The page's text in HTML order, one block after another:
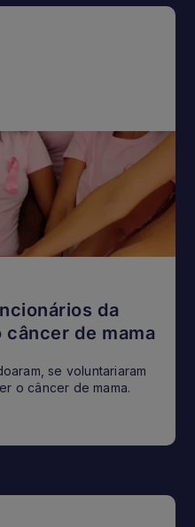
da
câncer de mama
se voluntariaram
o câncer de mama.